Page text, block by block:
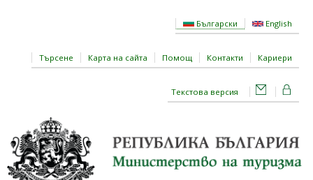
Български English
Търсене Карта на сайта Помощ Контакти Кариери
Текстова версия